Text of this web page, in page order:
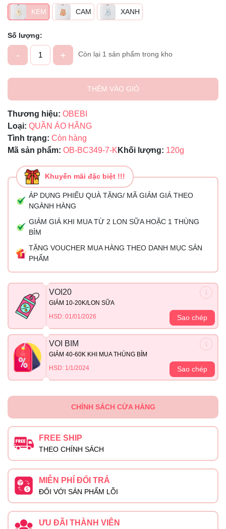
KEM
CAM XANH
Số lượng:
- + Còn lại 1 sản phẩm trong kho
THÊM VÀO GIỎ
Thương hiệu: OBEBI
Loại: QUẦN ÁO HÃNG
Tình trạng: Còn hàng
Mã sản phẩm: OB-BC349-7-K Khối lượng: 120g
Khuyến mãi đặc biệt !!!
ÁP DỤNG PHIẾU QUÀ TẶNG/ MÃ GIẢM GIÁ THEO
NGÀNH HÀNG
GIẢM GIÁ KHI MUA TỪ 2 LON SỮA HOẶC 1 THÙNG
BỈM
TẶNG VOUCHER MUA HÀNG THEO DANH MỤC SẢN
PHẨM
VOI20
GIẢM 10-20K/LON SỮA
HSD: 01/01/2026
Sao chép
VOI BIM
GIẢM 40-60K KHI MUA THÙNG BỈM
HSD: 1/1/2024
Sao chép
CHÍNH SÁCH CỬA HÀNG
FREE SHIP
THEO CHÍNH SÁCH
MIỄN PHÍ ĐỔI TRẢ
ĐỐI VỚI SẢN PHẨM LỖI
ƯU ĐÃI THÀNH VIÊN